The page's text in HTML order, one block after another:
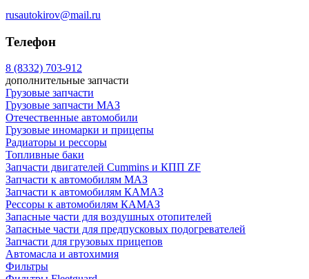
rusautokirov@mail.ru
Телефон
8 (8332) 703-912
дополнительные запчасти
Грузовые запчасти
Грузовые запчасти МАЗ
Отечественные автомобили
Грузовые иномарки и прицепы
Радиаторы и рессоры
Топливные баки
Запчасти двигателей Cummins и КПП ZF
Запчасти к автомобилям МАЗ
Запчасти к автомобилям КАМАЗ
Рессоры к автомобилям КАМАЗ
Запасные части для воздушных отопителей
Запасные части для предпусковых подогревателей
Запчасти для грузовых прицепов
Автомасла и автохимия
Фильтры